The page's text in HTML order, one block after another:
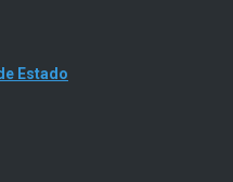
Estado